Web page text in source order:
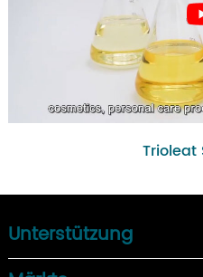
Trioleat
Unterstützung